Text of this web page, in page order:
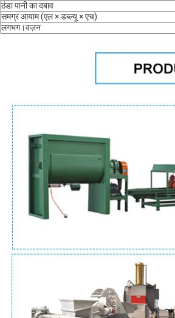
ठंडा पानी का दबाव
समग्र आयाम (एल × डब्ल्यू × एच)
लगभग।वज़न